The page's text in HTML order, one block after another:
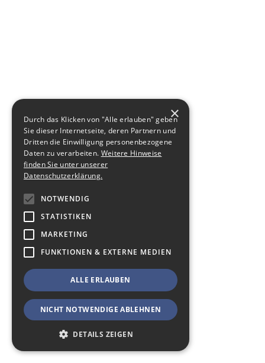
×
Durch das Klicken von "Alle erlauben" geben
Sie dieser Internetseite, deren Partnern und
Dritten die Einwilligung personenbezogene
Daten zu verarbeiten. Weitere Hinweise
finden Sie unter unserer
Datenschutzerklärung.
NOTWENDIG
STATISTIKEN
MARKETING
FUNKTIONEN & EXTERNE MEDIEN
ALLE ERLAUBEN
NICHT NOTWENDIGE ABLEHNEN
DETAILS ZEIGEN